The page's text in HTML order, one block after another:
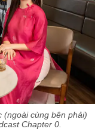
(ngoài cùng bên phải)
Chapter 0.